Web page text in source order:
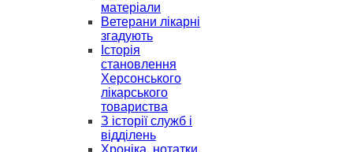
матеріали
Ветерани лікарні
згадують
Історія
становлення
Херсонського
лікарського
товариства
З історії служб і
відділень
Хроніка, нотатки,